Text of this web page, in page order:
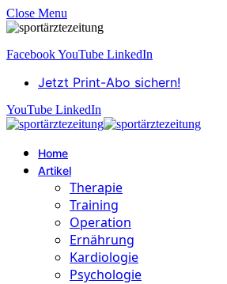
Close Menu
FacebookYouTube LinkedIn
Jetzt Print-Abo sichern!
YouTube LinkedIn
Home
Artikel
Therapie
Training
Operation
Ernährung
Kardiologie
Psychologie